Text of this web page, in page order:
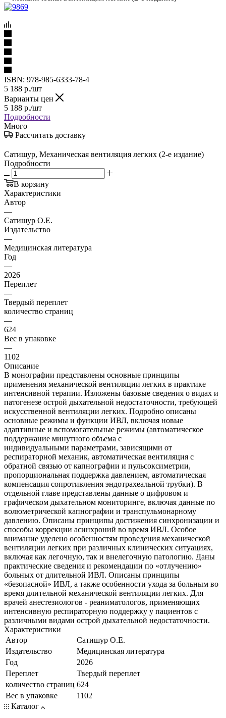
ISBN: 978-985-6333-78-4
5 188 р./шт
Варианты цен
5 188 р./шт
Подробности
Много
Рассчитать доставку
Сатишур, Механическая вентиляция легких (2-е издание)
Подробности
В корзину
Характеристики
Автор
—
Сатишур О.Е.
Издательство
—
Медицинская литература
Год
—
2026
Переплет
—
Твердый переплет
количество страниц
—
624
Вес в упаковке
—
1102
Описание
В монографии представлены основные принципы
применения механической вентиляции легких в практике
интенсивной терапии. Изложены базовые сведения о видах и
патогенезе острой дыхательной недостаточности, требующей
искусственной вентиляции легких. Подробно описаны
основные режимы и функции ИВЛ, включая новые
адаптивные и вспомогательные режимы (автоматическое
поддержание минутного объема с
индивидуальными параметрами, зависящими от
респираторной механик, автоматическая вентиляция с
обратной связью от капнографии и пульсоксиметрии,
пропорциональная поддержка давлением, автоматическая
компенсация сопротивления эндотрахеальной трубки). В
отдельной главе представлены данные о цифровом и
графическом дыхательном мониторинге, включая данные по
волюметрической капнографии и транспульмонарному
давлению. Описаны принципы достижения синхронизации и
способы коррекции асинхроний во время ИВЛ. Особое
внимание уделено особенностям проведения механической
вентиляции легких при различных клинических ситуациях,
включая как легочную, так и внелегочную патологию. Даны
практические сведения и рекомендации по «отлучению»
больных от длительной ИВЛ. Описаны принципы
«безопасной» ИВЛ, а также особенности ухода за больным во
время длительной механической вентиляции легких. Для
врачей анестезиологов - реаниматологов, применяющих
интенсивную респираторную поддержку у пациентов с
различными видами острой дыхательной недостаточности.
Характеристики
Автор
Сатишур О.Е.
Издательство
Медицинская литература
Год
2026
Переплет
Твердый переплет
количество страниц 624
Вес в упаковке
1102
Каталог